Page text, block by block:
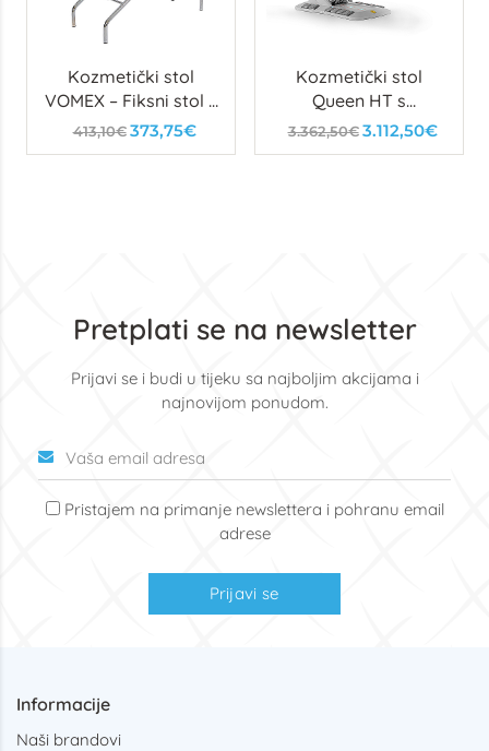
Kozmetički stol
VOMEX – Fiksni stol s
ručnim
podešavanjem
413,10€ 373,75€
Kozmetički stol
Queen HT s
grijanjem i mekom
ispunom
3.362,50€ 3.112,50€
Pretplati se na newsletter
Prijavi se i budi u tijeku sa najboljim akcijama i
najnovijom ponudom.
Pristajem na primanje newslettera i pohranu email
adrese
Prijavi se
Informacije
Naši brandovi